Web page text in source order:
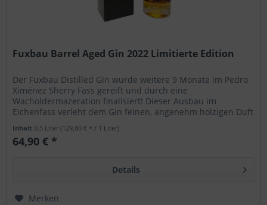
Fuxbau Barrel Aged Gin 2022 Limitierte Edition
Der Fuxbau Distilled Gin wurde weitere 9 Monate im Pedro
Ximénez Sherry Fass gereift und durch eine
Wacholdermazeration finalisiert! Dieser Ausbau im
Eichenfass verleht dem Gin feinen, angenehm holzigen Duft
Inhalt 0.5 Liter(129,80 € * / 1 Liter)
64,90 € *
Details
Merken